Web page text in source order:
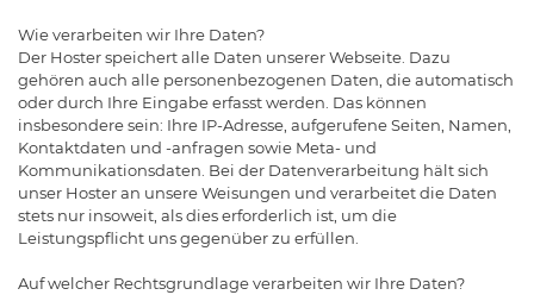
Wie verarbeiten wir Ihre Daten?
Der Hoster speichert alle Daten unserer Webseite. Dazu
gehören auch alle personenbezogenen Daten, die automatisch
oder durch Ihre Eingabe erfasst werden. Das können
insbesondere sein: Ihre IP-Adresse, aufgerufene Seiten, Namen,
Kontaktdaten und -anfragen sowie Meta- und
Kommunikationsdaten. Bei der Datenverarbeitung hält sich
unser Hoster an unsere Weisungen und verarbeitet die Daten
stets nur insoweit, als dies erforderlich ist, um die
Leistungspflicht uns gegenüber zu erfüllen.
Auf welcher Rechtsgrundlage verarbeiten wir Ihre Daten?